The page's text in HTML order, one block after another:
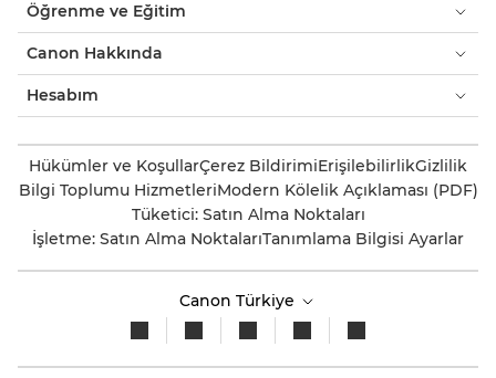
Öğrenme ve Eğitim
Canon Hakkında
Hesabım
Hükümler ve KoşullarÇerez BildirimiErişilebilirlikGizlilik
Bilgi Toplumu HizmetleriModern Kölelik Açıklaması (PDF)
Tüketici: Satın Alma Noktaları
İşletme: Satın Alma NoktalarıTanımlama Bilgisi Ayarlar
Canon Türkiye